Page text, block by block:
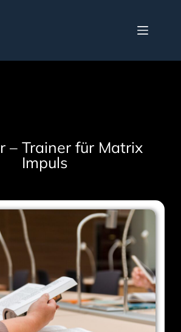
– Trainer für Matrix
Impuls